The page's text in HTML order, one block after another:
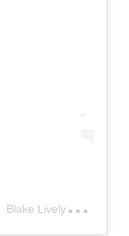
Blake Lively